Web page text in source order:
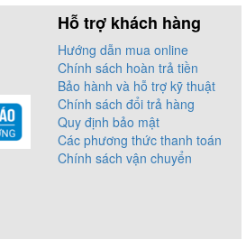
Hỗ trợ khách hàng
Hướng dẫn mua online
Chính sách hoàn trả tiền
Bảo hành và hỗ trợ kỹ thuật
Chính sách đổi trả hàng
Quy định bảo mật
Các phương thức thanh toán
Chính sách vận chuyển